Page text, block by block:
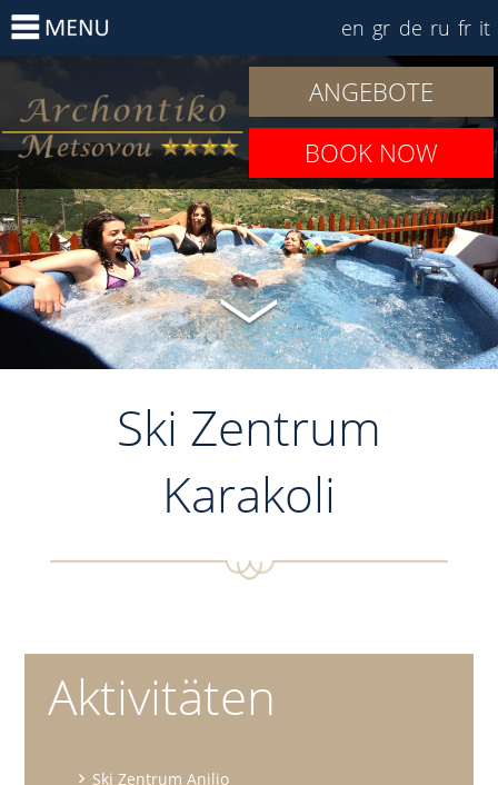
en gr de ru fr it
ANGEBOTE
BOOK NOW
Ski Zentrum
Karakoli
Aktivitäten
Ski Zentrum Anilio